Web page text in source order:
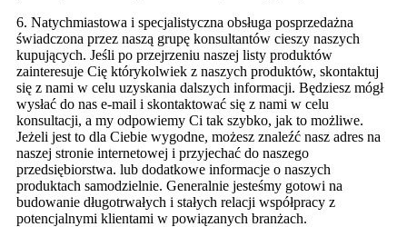
6. Natychmiastowa i specjalistyczna obsługa posprzedażna
świadczona przez naszą grupę konsultantów cieszy naszych
kupujących. Jeśli po przejrzeniu naszej listy produktów
zainteresuje Cię którykolwiek z naszych produktów, skontaktuj
się z nami w celu uzyskania dalszych informacji. Będziesz mógł
wysłać do nas e-mail i skontaktować się z nami w celu
konsultacji, a my odpowiemy Ci tak szybko, jak to możliwe.
Jeżeli jest to dla Ciebie wygodne, możesz znaleźć nasz adres na
naszej stronie internetowej i przyjechać do naszego
przedsiębiorstwa. lub dodatkowe informacje o naszych
produktach samodzielnie. Generalnie jesteśmy gotowi na
budowanie długotrwałych i stałych relacji współpracy z
potencjalnymi klientami w powiązanych branżach.